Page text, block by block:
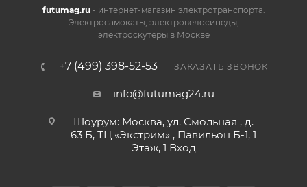
futumag.ru- интернет-магазин электротранспорта.
Электросамокаты, электровелосипеды,
электроскутеры в Москве
+7 (499) 398-52-53 ЗАКАЗАТЬ ЗВОНОК
info@futumag24.ru
Шоурум: Москва, ул. Смольная , д.
63 Б, ТЦ «Экстрим» , Павильон Б-1, 1
Этаж, 1 Вход